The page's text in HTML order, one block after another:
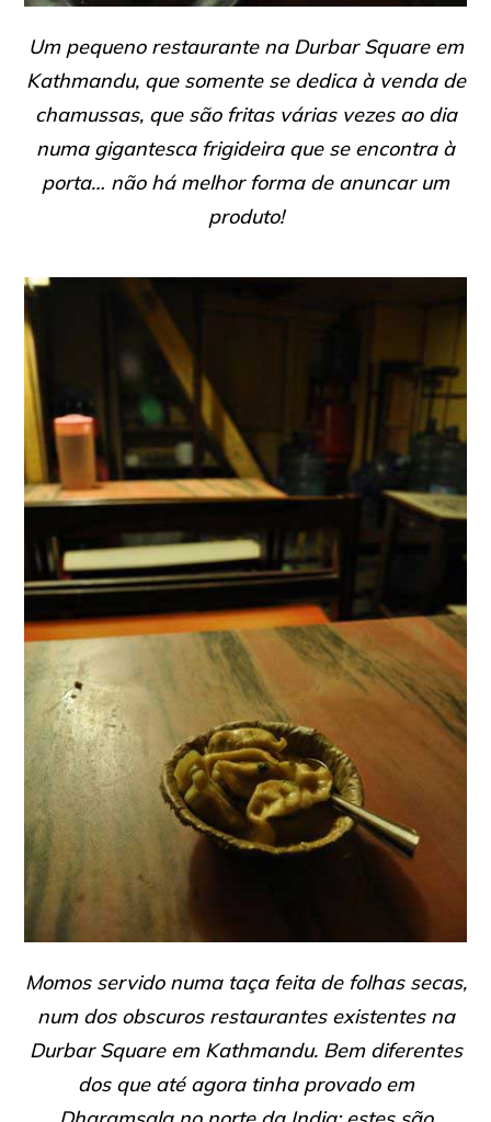
Um pequeno restaurante na Durbar Square em
Kathmandu, que somente se dedica à venda de
chamussas, que são fritas várias vezes ao dia
numa gigantesca frigideira que se encontra à
porta… não há melhor forma de anuncar um
produto!
Momos servido numa taça feita de folhas secas,
num dos obscuros restaurantes existentes na
Durbar Square em Kathmandu. Bem diferentes
dos que até agora tinha provado em